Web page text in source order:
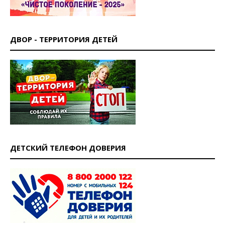
ДВОР - ТЕРРИТОРИЯ ДЕТЕЙ
ДЕТСКИЙ ТЕЛЕФОН ДОВЕРИЯ